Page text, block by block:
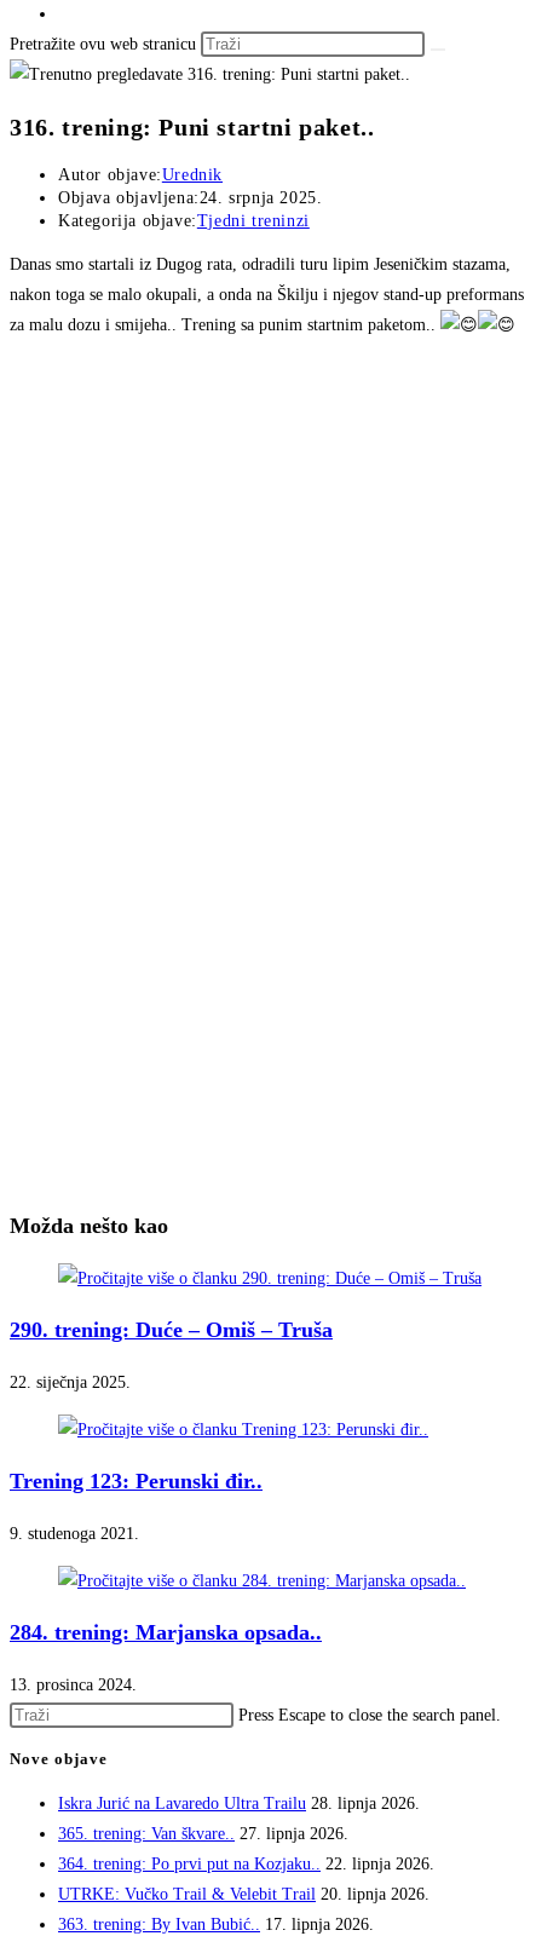
Pretražite ovu web stranicu
316. trening: Puni startni paket..
Autor objave:Urednik
Objava objavljena:24. srpnja 2025.
Kategorija objave:Tjedni treninzi
Danas smo startali iz Dugog rata, odradili turu lipim Jeseničkim stazama,
nakon toga se malo okupali, a onda na Škilju i njegov stand-up preformans
za malu dozu i smijeha.. Trening sa punim startnim paketom..
Možda nešto kao
290. trening: Duće – Omiš – Truša
22. siječnja 2025.
Trening 123: Perunski đir..
9. studenoga 2021.
284. trening: Marjanska opsada..
13. prosinca 2024.
Press Escape to close the search panel.
Nove objave
Iskra Jurić na Lavaredo Ultra Trailu 28. lipnja 2026.
365. trening: Van škvare..
27. lipnja 2026.
364. trening: Po prvi put na Kozjaku..
22. lipnja 2026.
UTRKE: Vučko Trail & Velebit Trail 20. lipnja 2026.
363. trening: By Ivan Bubić..
17. lipnja 2026.